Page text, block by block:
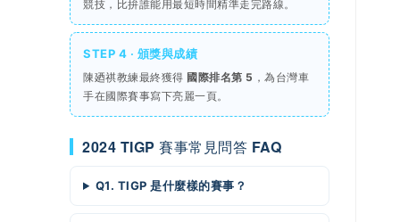
競技，比拚誰能用最短時間精準走完路線。
STEP 4 ‧ 頒獎與成績
陳廼祺教練最終獲得 國際排名第 5 ，為台灣車
手在國際賽事寫下亮麗一頁。
2024 TIGP 賽事常見問答 FAQ
Q1. TIGP 是什麼樣的賽事？